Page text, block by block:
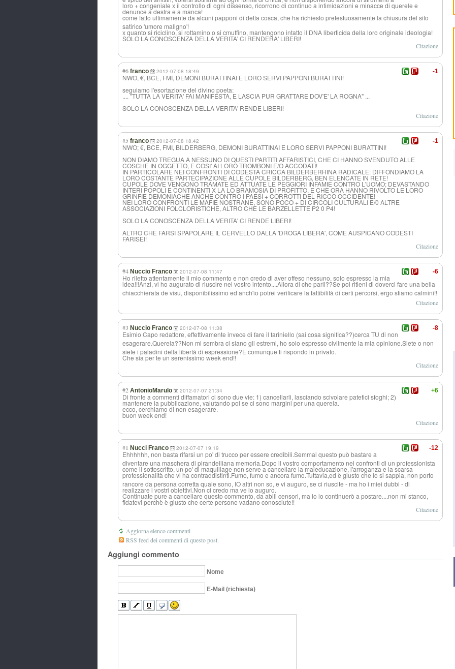
loro + congeniale x il controllo di ogni dissenso, ricorrono di continuo a intimidazioni e minacce di querele e
denunce a destra e a manca!
come fatto ultimamente da alcuni papponi di detta cosca, che ha richiesto pretestuosamente la chiusura del sito
satirico 'umore maligno'!
x quanto si riciclino, si rottamino o si cmuffino, mantengono intatto il DNA liberticida della loro originale ideologia!
SOLO LA CONOSCENZA DELLA VERITA' CI RENDERA' LIBERI!
Citazione
-1
#6 franco 2012-07-08 18:49
NWO, €, BCE, FMI, DEMONI BURATTINAI E LORO SERVI PAPPONI BURATTINI!
seguiamo l'esortazione del divino poeta:
.... "TUTTA LA VERITA' FAI MANIFESTA, E LASCIA PUR GRATTARE DOV'E' LA ROGNA" ...
SOLO LA CONOSCENZA DELLA VERITA' RENDE LIBERI!
Citazione
-1
#5 franco 2012-07-08 18:42
NWO; €, BCE, FMI, BILDERBERG, DEMONI BURATTINAI E LORO SERVI PAPPONI BURATTINI!
NON DIAMO TREGUA A NESSUNO DI QUESTI PARTITI AFFARISTICI, CHE CI HANNO SVENDUTO ALLE
COSCHE IN OGGETTO, E COSI' AI LORO TROMBONI E/O ACCODATI!
IN PARTICOLARE NEI CONFRONTI DI CODESTA CRICCA BILDERBERHINA RADICALE: DIFFONDIAMO LA
LORO COSTANTE PARTECIPAZIONE ALLE CUPOLE BILDERBERG, BEN ELENCATE IN RETE!
CUPOLE DOVE VENGONO TRAMATE ED ATTUATE LE PEGGIORI INFAMIE CONTRO L'UOMO; DEVASTANDO
INTERI POPOLI E CONTINENTI X LA LO BRAMOSIA DI PROFITTO, E CHE ORA HANNO RIVOLTO LE LORO
GRINFIE DEMONIACHE ANCHE CONTRO I PAESI + CORROTTI DEL RICCO OCCIDENTE!
NEI LORO CONFRONTI LE MAFIE NOSTRANE, SONO POCO + DI CIRCOLI CULTURALI E/0 ALTRE
ASSOCIAZIONI FOLCLORISTICHE, ALTRO CHE LE BARZELLETTE P2 0 P4!
SOLO LA CONOSCENZA DELLA VERITA' CI RENDE LIBERI!
ALTRO CHE FARSI SPAPOLARE IL CERVELLO DALLA 'DROGA LIBERA', COME AUSPICANO CODESTI
FARISEI!
Citazione
-6
#4 Nuccio Franco 2012-07-08 11:47
Ho riletto attentamente il mio commento e non credo di aver offeso nessuno, solo espresso la mia
idea!!!Anzi, vi ho augurato di riuscire nel vostro intento....Allora di che parli??Se poi ritieni di doverci fare una bella
chiacchierata de visu, disponibilissimo ed anch'io potrei verificare la fattibilità di certi percorsi, ergo stiamo calmini!!
Citazione
-8
#3 Nuccio Franco 2012-07-08 11:38
Esimio Capo redattore, effettivamente invece di fare il fariniello (sai cosa significa??)cerca TU di non
esagerare.Querela??Non mi sembra ci siano gli estremi, ho solo espresso civilmente la mia opinione.Siete o non
siete i paladini della libertà di espressione?E comunque ti rispondo in privato.
Che sia per te un serenissimo week end!!
Citazione
+6
#2 AntonioMarulo 2012-07-07 21:34
Di fronte a commenti diffamatori ci sono due vie: 1) cancellarli, lasciando scivolare patetici sfoghi; 2)
mantenere la pubblicazione, valutando poi se ci sono margini per una querela.
ecco, cerchiamo di non esagerare.
buon week end!
Citazione
-12
#1 Nucci Franco 2012-07-07 19:19
Ehhhhhh, non basta rifarsi un po' di trucco per essere credibili.Semmai questo può bastare a
diventare una maschera di pirandelliana memoria.Dopo il vostro comportamento nei confronti di un professionista
come il sottoscritto, un po' di maquillage non serve a cancellare la maleducazione, l'arroganza e la scarsa
professionalità che vi ha contraddistinti.Fumo, fumo e ancora fumo.Tuttavia,ed è giusto che lo si sappia, non porto
rancore da persona corretta quale sono, IO altri non so, e vi auguro, se ci riuscite - ma ho i miei dubbi - di
realizzare i vostri obiettivi.Non ci credo ma ve lo auguro.
Continuate pure a cancellare questo commento, da abili censori, ma io lo continuerò a postare....non mi stanco,
fidatevi perchè è giusto che certe persone vadano conosciute!!
Citazione
Aggiorna elenco commenti
RSS feed dei commenti di questo post.
Aggiungi commento
Nome
E-Mail (richiesta)